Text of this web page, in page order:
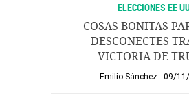
ELECCIONES EE
COSAS BONITAS
DESCONECTES
VICTORIA DE
Emilio Sánchez 09/